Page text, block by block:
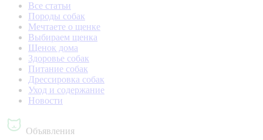
Все статьи
Породы собак
Мечтаете о щенке
Выбираем щенка
Щенок дома
Здоровье собак
Питание собак
Дрессировка собак
Уход и содержание
Новости
Объявления